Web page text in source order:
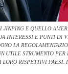
JINPING E QUELLO
INTERESSI E PUNTI DI
LA
UTILE STRUMENTO PER
RISPETTIVI PAESI.